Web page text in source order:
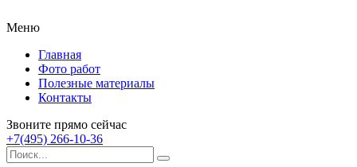
Меню
Главная
Фото работ
Полезные материалы
Контакты
Звоните прямо сейчас
+7(495) 266-10-36